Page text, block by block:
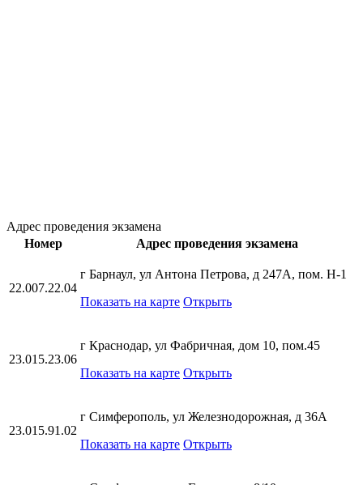
Адрес проведения экзамена
Номер
Адрес проведения экзамена
22.007.22.04
г Барнаул, ул Антона Петрова, д 247А, пом. Н-1
Показать на карте Открыть
23.015.23.06
г Краснодар, ул Фабричная, дом 10, пом.45
Показать на карте Открыть
23.015.91.02
г Симферополь, ул Железнодорожная, д 36А
Показать на карте Открыть